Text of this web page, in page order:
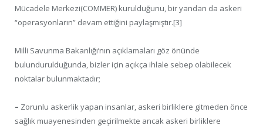
Mücadele Merkezi(COMMER) kurulduğunu, bir yandan da askeri
“operasyonların” devam ettiğini paylaşmıştır.[3]
Milli Savunma Bakanlığı’nın açıklamaları göz önünde
bulundurulduğunda, bizler için açıkça ihlale sebep olabilecek
noktalar bulunmaktadır;
– Zorunlu askerlik yapan insanlar, askeri birliklere gitmeden önce
sağlık muayenesinden geçirilmekte ancak askeri birliklere